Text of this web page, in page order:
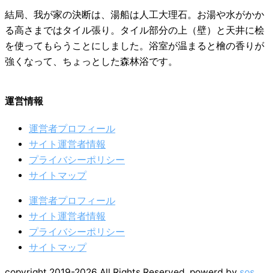
結局、我が家の決断は、湯船は人工大理石。お湯や水がかか
る高さまではタイル張り。タイル部分の上（壁）と天井に桧
を使ってもらうことにしました。浴室が温まると檜の香りが
強くなって、ちょっとした森林浴です。
運営情報
運営者プロフィール
サイト運営者情報
プライバシーポリシー
サイトマップ
運営者プロフィール
サイト運営者情報
プライバシーポリシー
サイトマップ